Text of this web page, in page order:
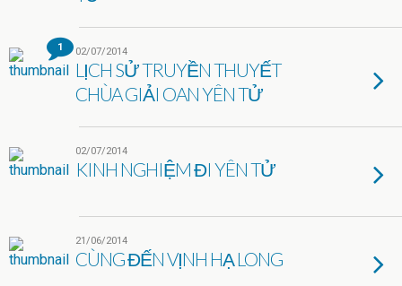
1 02/07/2014
LỊCH SỬ TRUYỀN THUYẾT
CHÙA GIẢI OAN YÊN TỬ
02/07/2014
KINH NGHIỆM ĐI YÊN TỬ
21/06/2014
CÙNG ĐẾN VỊNH HẠ LONG